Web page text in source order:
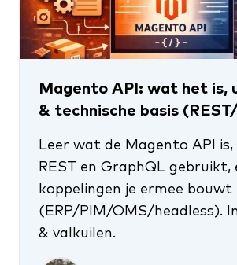
Magento API: wat het is,
& technische basis
Leer wat de Magento API is,
REST en GraphQL gebruikt,
koppelingen je ermee bouwt
(ERP/PIM/OMS/headless).
& valkuilen.